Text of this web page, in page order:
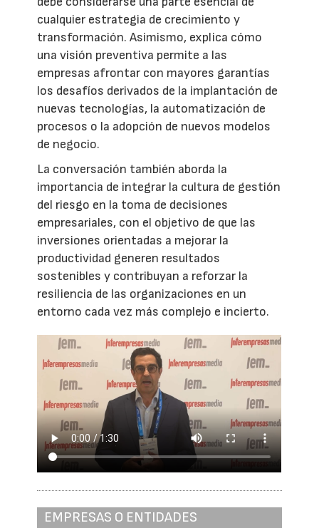
cualquier estrategia de crecimiento y
transformación. Asimismo, explica cómo
una visión preventiva permite a las
empresas afrontar con mayores garantías
los desafíos derivados de la implantación de
nuevas tecnologías, la automatización de
procesos o la adopción de nuevos modelos
de negocio.
La conversación también aborda la
importancia de integrar la cultura de gestión
del riesgo en la toma de decisiones
empresariales, con el objetivo de que las
inversiones orientadas a mejorar la
productividad generen resultados
sostenibles y contribuyan a reforzar la
resiliencia de las organizaciones en un
entorno cada vez más complejo e incierto.
EMPRESAS O ENTIDADES